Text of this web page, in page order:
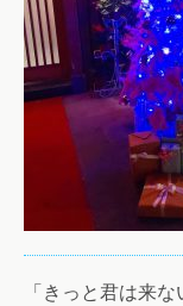
「きっと君は来